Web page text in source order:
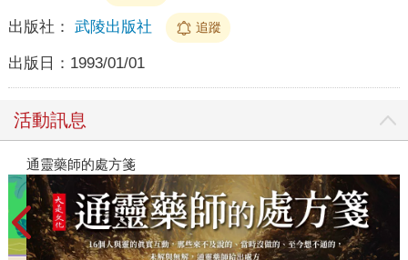
出版社： 武陵出版社 追蹤
出版日： 1993/01/01
活動訊息
通靈藥師的處方箋